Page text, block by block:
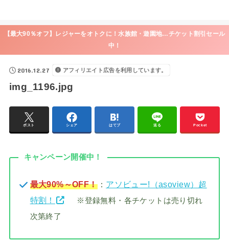
【最大90％オフ】レジャーをオトクに！水族館・遊園地…チケット割引セール
中！
2016.12.27 アフィリエイト広告を利用しています。
img_1196.jpg
ポスト シェア はてブ 送る Pocket
キャンペーン開催中！
最大90%～OFF！： アソビュー!（asoview）超
特割！
※登録無料・各チケットは売り切れ
次第終了